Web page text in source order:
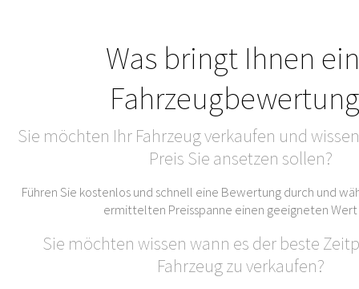
Was bringt Ihnen
Sie möchten Ihr Fahrzeug verkaufen und
Preis Sie ansetzen sollen?
Führen Sie kostenlos und schnell eine Bewertung durch und
ermittelten Preisspanne einen geeigneten Wert
Sie möchten wissen wann es der beste
Fahrzeug zu verkaufen?